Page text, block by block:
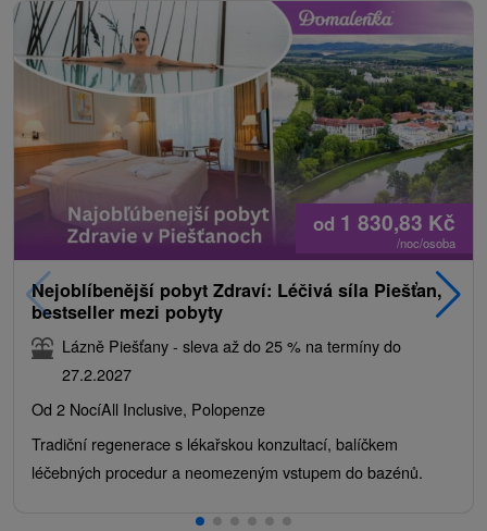
od 1 830,83 Kč
/noc/osoba
Nejoblíbenější pobyt Zdraví: Léčivá síla Piešťan,
bestseller mezi pobyty
Lázně Piešťany - sleva až do 25 % na termíny do
27.2.2027
Od 2 NocíAll Inclusive, Polopenze
Tradiční regenerace s lékařskou konzultací, balíčkem
léčebných procedur a neomezeným vstupem do bazénů.